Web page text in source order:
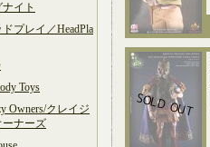
ナイト
プレイ／HeadPla
Toys
Owners/クレイジ
ーナーズ